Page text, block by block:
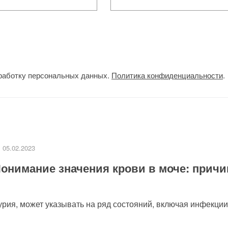
персональных данных. Политика конфиденциальности.
05.02.2023
значения крови в моче:
может указывать на ряд состояний, включая